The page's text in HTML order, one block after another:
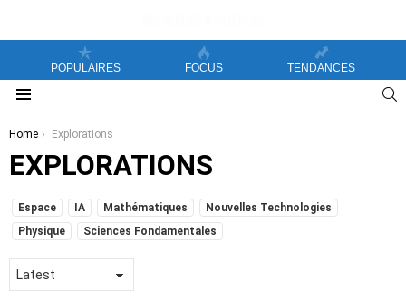
POPULAIRES FOCUS TENDANCES
You are here:
Home Explorations
EXPLORATIONS
SUBTERMS
Espace IA Mathématiques
Nouvelles Technologies
Physique
Sciences Fondamentales